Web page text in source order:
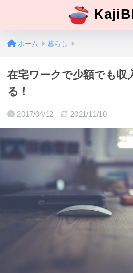
ホーム 暮らし
在宅ワークで少額でも収
る！
2017/04/12 2021/11/10